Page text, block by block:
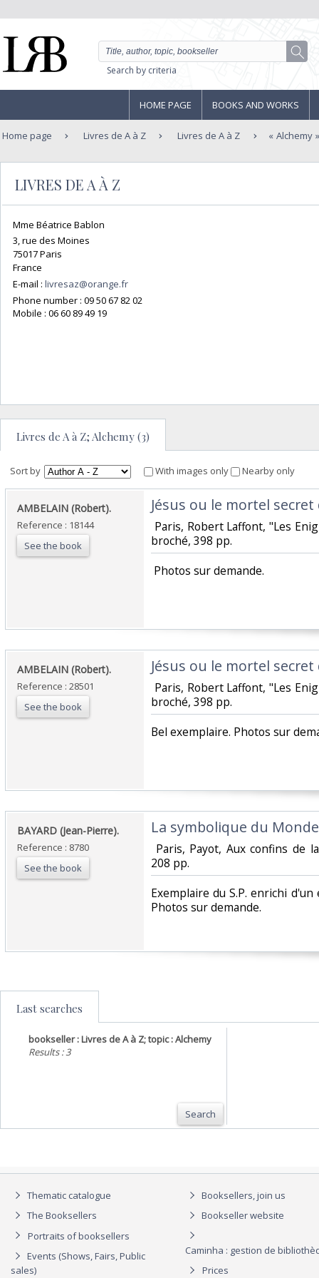
Search by criteria
HOME PAGE BOOKS AND WORKS
Home page Livres de A à Z Livres de A à Z Alchemy
LIVRES DE A À Z
Mme Béatrice Bablon
3, rue des Moines
75017 Paris
France
E-mail : livresaz@orange.fr
Phone number : 09 50 67 82 02
Mobile : 06 60 89 49 19
Livres de A à Z; Alchemy (3)
Sort by With images only Nearby only
‎AMBELAIN (Robert).‎
Reference : 18144
See the book
‎Jésus ou le mortel
Paris, Robert Laffont, "Les
broché, 398 pp. ‎
‎ Photos sur demande.‎
‎AMBELAIN (Robert).‎
Reference : 28501
See the book
‎Jésus ou le mortel
Paris, Robert Laffont, "Les
broché, 398 pp. ‎
‎Bel exemplaire. Photos sur
‎BAYARD (Jean-Pierre).‎
Reference : 8780
See the book
‎La symbolique du
Paris, Payot, Aux confins de
208 pp. ‎
‎Exemplaire du S.P. enrichi
Photos sur demande.‎
Last searches
bookseller : Livres de A à Z; topic : Alchemy
Results : 3
Search
Thematic catalogue
The Booksellers
Portraits of booksellers
Events (Shows, Fairs, Public
sales)
Booksellers, join us
Bookseller website
Caminha : gestion de
Prices